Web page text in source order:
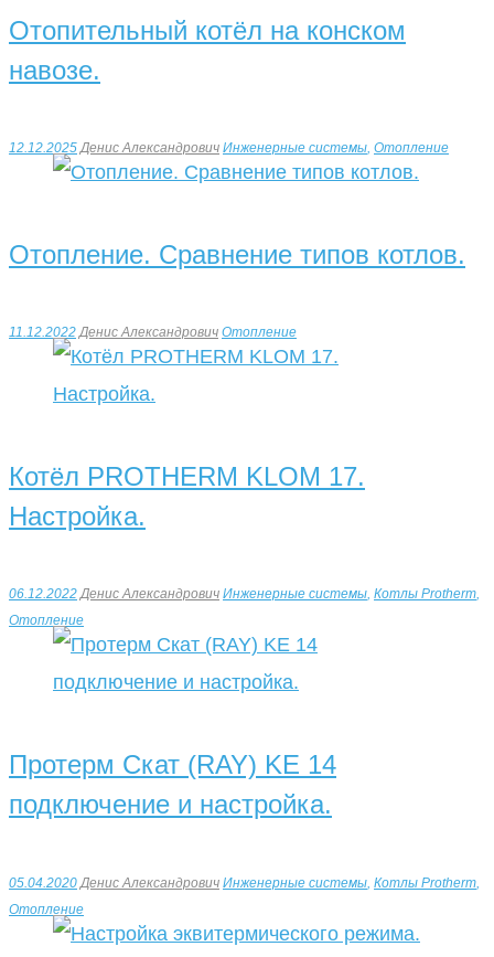
Отопительный котёл на конском
навозе.
12.12.2025 Денис Александрович Инженерные системы, Отопление
Отопление. Сравнение типов котлов.
11.12.2022 Денис Александрович Отопление
Котёл PROTHERM KLOM 17.
Настройка.
06.12.2022 Денис Александрович Инженерные системы, Котлы Protherm,
Отопление
Протерм Скат (RAY) KE 14
подключение и настройка.
05.04.2020 Денис Александрович Инженерные системы Котлы Protherm
Отопление